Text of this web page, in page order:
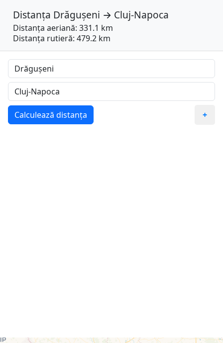
Distanța Drăgușeni → Cluj-Napoca
Distanța aeriană: 331.1 km
Distanța rutieră: 479.2 km
Calculează distanța +